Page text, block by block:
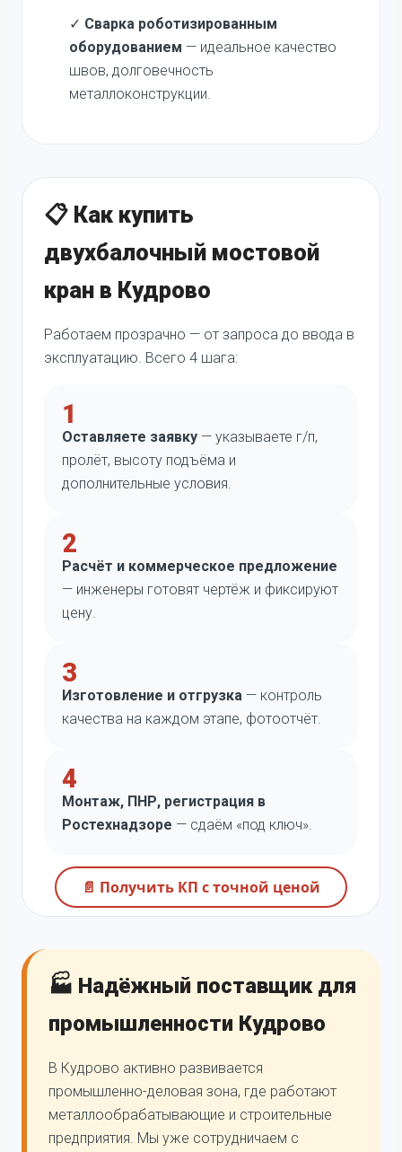
✓ Сварка роботизированным
оборудованием — идеальное качество
швов, долговечность
металлоконструкции.
📋 Как купить
двухбалочный мостовой
кран в Кудрово
Работаем прозрачно — от запроса до ввода в
эксплуатацию. Всего 4 шага:
1
Оставляете заявку — указываете г/п,
пролёт, высоту подъёма и
дополнительные условия.
2
Расчёт и коммерческое предложение
— инженеры готовят чертёж и фиксируют
цену.
3
Изготовление и отгрузка — контроль
качества на каждом этапе, фотоотчёт.
4
Монтаж, ПНР, регистрация в
Ростехнадзоре — сдаём «под ключ».
📄 Получить КП с точной ценой
🏭 Надёжный поставщик для
промышленности Кудрово
В Кудрово активно развивается
промышленно-деловая зона, где работают
металлообрабатывающие и строительные
предприятия. Мы уже сотрудничаем с